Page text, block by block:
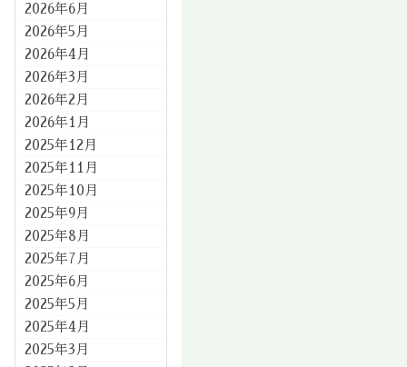
2026年6月
2026年5月
2026年4月
2026年3月
2026年2月
2026年1月
2025年12月
2025年11月
2025年10月
2025年9月
2025年8月
2025年7月
2025年6月
2025年5月
2025年4月
2025年3月